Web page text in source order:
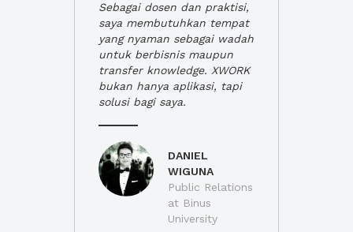
Sebagai dosen dan praktisi,
saya membutuhkan tempat
yang nyaman sebagai wadah
untuk berbisnis maupun
transfer knowledge. XWORK
bukan hanya aplikasi, tapi
solusi bagi saya.
DANIEL
WIGUNA
Public Relations
at Binus
University